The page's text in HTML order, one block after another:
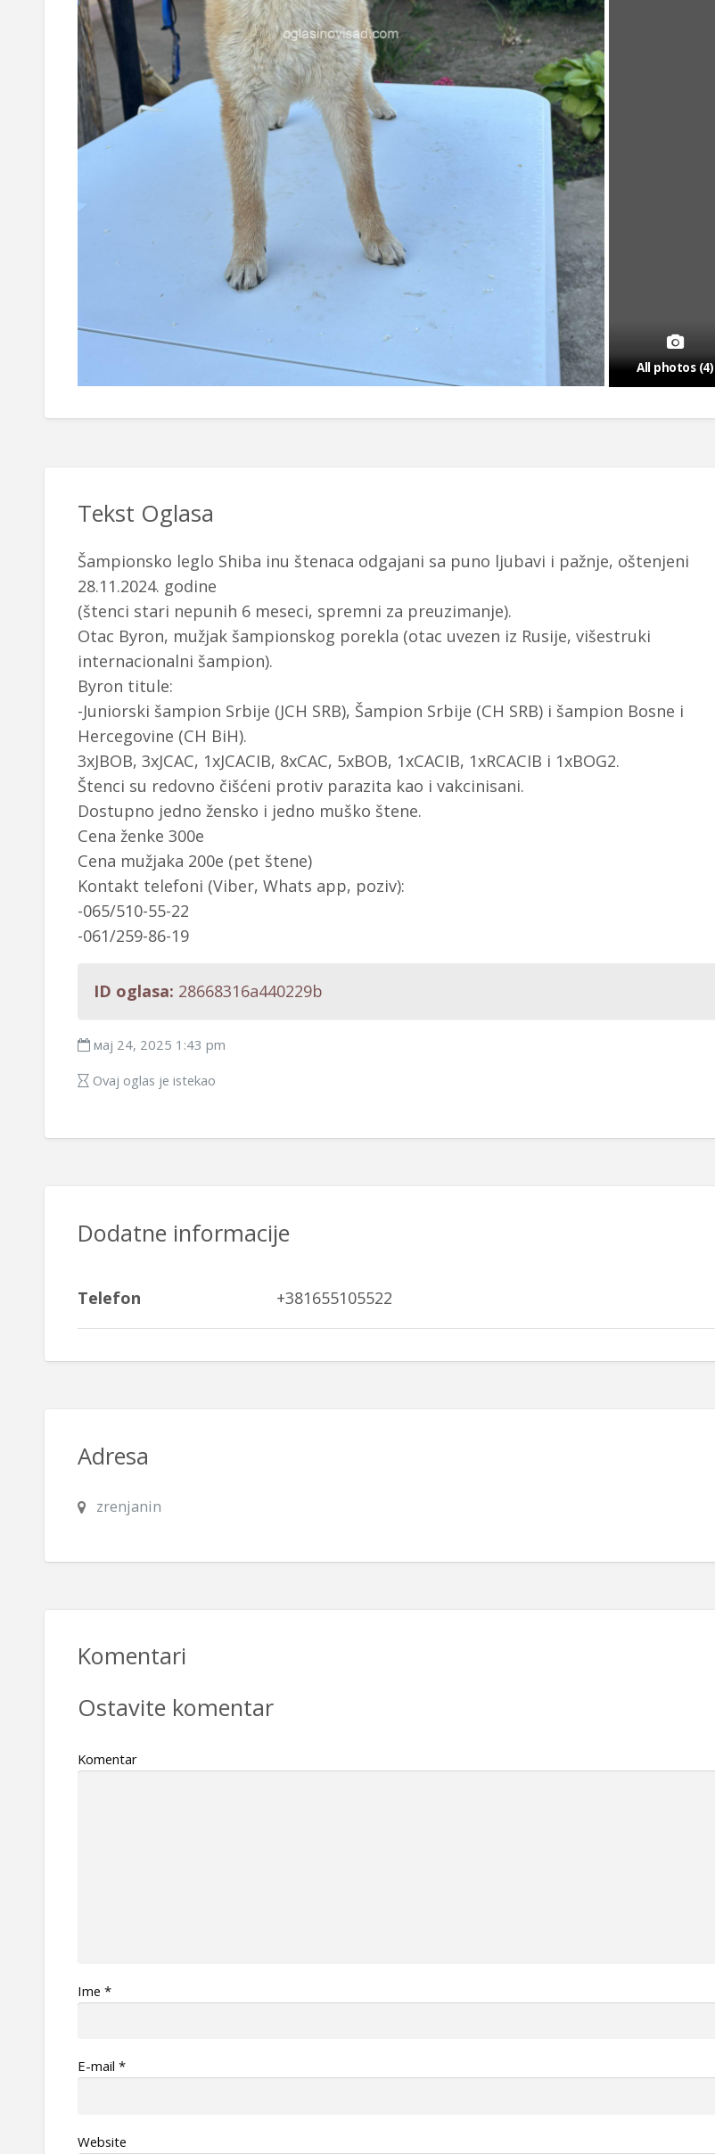
All photos (4)
Tekst Oglasa
Šampionsko leglo Shiba inu štenaca odgajani sa puno ljubavi i pažnje, oštenjeni
28.11.2024. godine
(štenci stari nepunih 6 meseci, spremni za preuzimanje).
Otac Byron, mužjak šampionskog porekla (otac uvezen iz Rusije, višestruki
internacionalni šampion).
Byron titule:
-Juniorski šampion Srbije (JCH SRB), Šampion Srbije (CH SRB) i šampion Bosne i
Hercegovine (CH BiH).
3xJBOB, 3xJCAC, 1xJCACIB, 8xCAC, 5xBOB, 1xCACIB, 1xRCACIB i 1xBOG2.
Štenci su redovno čišćeni protiv parazita kao i vakcinisani.
Dostupno jedno žensko i jedno muško štene.
Cena ženke 300e
Cena mužjaka 200e (pet štene)
Kontakt telefoni (Viber, Whats app, poziv):
-065/510-55-22
-061/259-86-19
ID oglasa: 28668316a440229b
мај 24, 2025 1:43 pm
Ovaj oglas je istekao
Dodatne informacije
Telefon +381655105522
Adresa
zrenjanin
Komentari
Ostavite komentar
Komentar
Ime *
Е-mail *
Website